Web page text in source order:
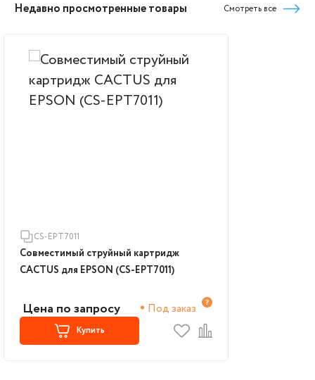
Недавно просмотренные товары Смотреть все
CS-EPT7011
Совместимый струйный картридж
CACTUS для EPSON (CS-EPT7011)
Цена по запросу Под заказ
Купить